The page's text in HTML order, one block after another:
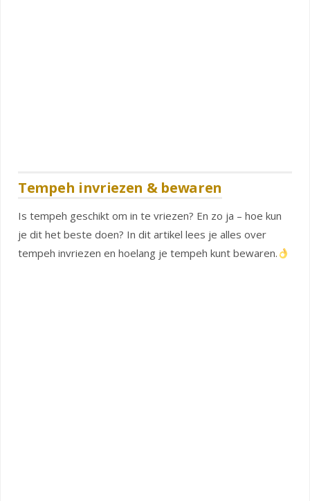
Tempeh invriezen & bewaren
Is tempeh geschikt om in te vriezen? En zo ja – hoe kun
je dit het beste doen? In dit artikel lees je alles over
tempeh invriezen en hoelang je tempeh kunt bewaren.